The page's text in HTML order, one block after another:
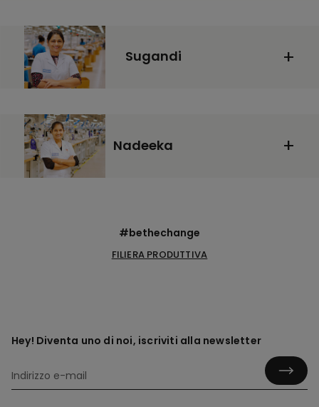
Sugandi
Nadeeka
#bethechange
FILIERA PRODUTTIVA
Hey! Diventa uno di noi, iscriviti alla newsletter